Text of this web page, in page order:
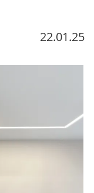
22.01.25